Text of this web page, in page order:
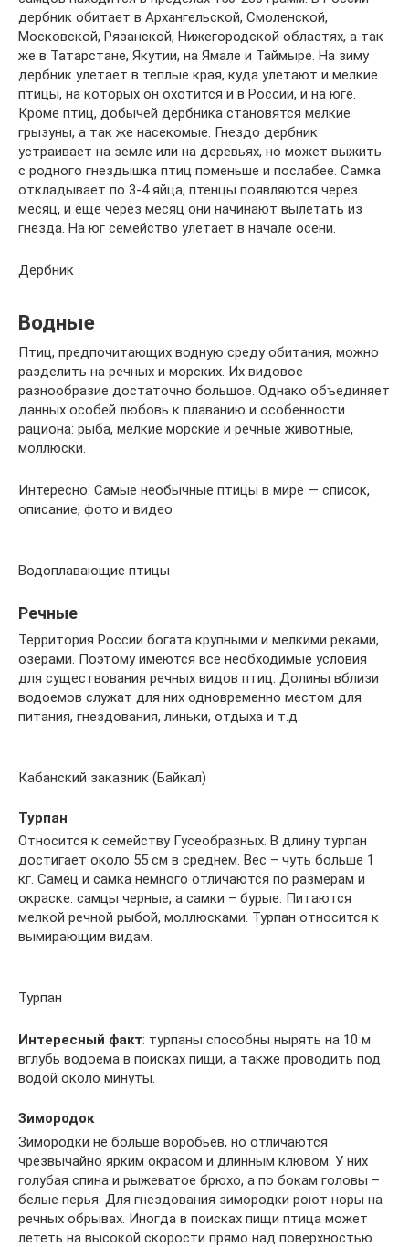
дербник обитает в Архангельской, Смоленской,
Московской, Рязанской, Нижегородской областях, а так
же в Татарстане, Якутии, на Ямале и Таймыре. На зиму
дербник улетает в теплые края, куда улетают и мелкие
птицы, на которых он охотится и в России, и на юге.
Кроме птиц, добычей дербника становятся мелкие
грызуны, а так же насекомые. Гнездо дербник
устраивает на земле или на деревьях, но может выжить
с родного гнездышка птиц поменьше и послабее. Самка
откладывает по 3-4 яйца, птенцы появляются через
месяц, и еще через месяц они начинают вылетать из
гнезда. На юг семейство улетает в начале осени.
Дербник
Водные
Птиц, предпочитающих водную среду обитания, можно
разделить на речных и морских. Их видовое
разнообразие достаточно большое. Однако объединяет
данных особей любовь к плаванию и особенности
рациона: рыба, мелкие морские и речные животные,
моллюски.
Интересно: Самые необычные птицы в мире — список,
описание, фото и видео
Водоплавающие птицы
Речные
Территория России богата крупными и мелкими реками,
озерами. Поэтому имеются все необходимые условия
для существования речных видов птиц. Долины вблизи
водоемов служат для них одновременно местом для
питания, гнездования, линьки, отдыха и т.д.
Кабанский заказник (Байкал)
Турпан
Относится к семейству Гусеобразных. В длину турпан
достигает около 55 см в среднем. Вес – чуть больше 1
кг. Самец и самка немного отличаются по размерам и
окраске: самцы черные, а самки – бурые. Питаются
мелкой речной рыбой, моллюсками. Турпан относится к
вымирающим видам.
Турпан
Интересный факт: турпаны способны нырять на 10 м
вглубь водоема в поисках пищи, а также проводить под
водой около минуты.
Зимородок
Зимородки не больше воробьев, но отличаются
чрезвычайно ярким окрасом и длинным клювом. У них
голубая спина и рыжеватое брюхо, а по бокам головы –
белые перья. Для гнездования зимородки роют норы на
речных обрывах. Иногда в поисках пищи птица может
лететь на высокой скорости прямо над поверхностью